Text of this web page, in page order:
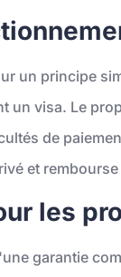
un principe
un visa. Le
de
et
les
garantie